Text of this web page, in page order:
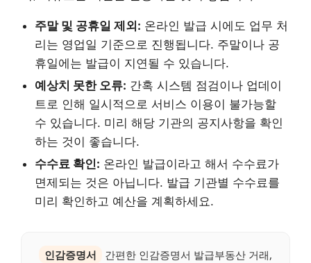
주말 및 공휴일 제외: 온라인 발급 시에도 업무 처
리는 영업일 기준으로 진행됩니다. 주말이나 공
휴일에는 발급이 지연될 수 있습니다.
예상치 못한 오류: 간혹 시스템 점검이나 업데이
트로 인해 일시적으로 서비스 이용이 불가능할
수 있습니다. 미리 해당 기관의 공지사항을 확인
하는 것이 좋습니다.
수수료 확인: 온라인 발급이라고 해서 수수료가
면제되는 것은 아닙니다. 발급 기관별 수수료를
미리 확인하고 예산을 계획하세요.
인감증명서
간편한 인감증명서 발급부동산 거래,